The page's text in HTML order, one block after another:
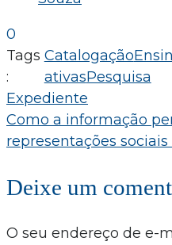
0
Tags
:
Catalogação
ativasPesquisa
Navegação
de
Expediente
Como a informação
representações
Deixe um
O seu endereço de e-